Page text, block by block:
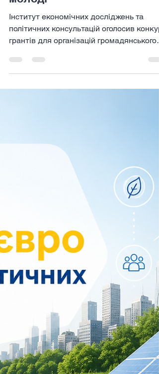
Громадські організації
можуть отримати до 500 000
грн на освітні ініціативи для
молоді
Інститут економічних досліджень та
політичних консультацій оголосив
Грантова програма спрямована на
підтримку організацій, які працюють із
молоддю, розвивають неформальну
освіту, громадянську активність та
допомагають молодим людям
до процесів відбудови своїх громад. Хто
може подати заявку? Участь у конкурс